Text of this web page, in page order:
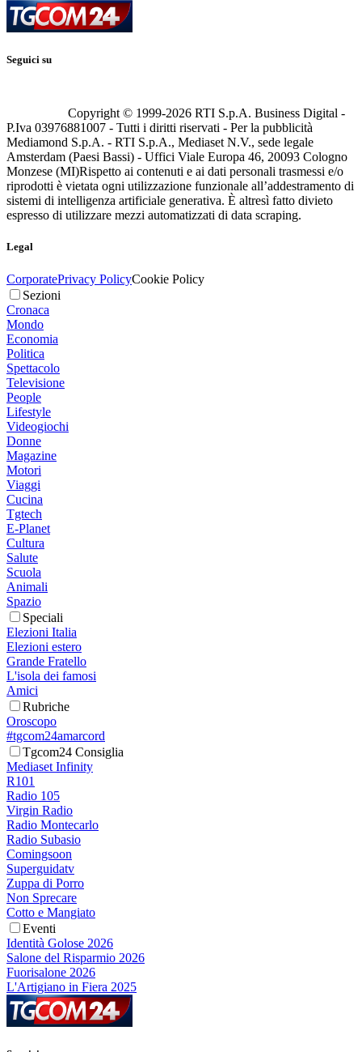
Seguici su
Copyright © 1999-2026 RTI S.p.A. Business Digital -
P.Iva 03976881007 - Tutti i diritti riservati - Per la pubblicità
Mediamond S.p.A. - RTI S.p.A., Mediaset N.V., sede legale
Amsterdam (Paesi Bassi) - Uffici Viale Europa 46, 20093 Cologno
Monzese (MI)Rispetto ai contenuti e ai dati personali trasmessi e/o
riprodotti è vietata ogni utilizzazione funzionale all’addestramento di
sistemi di intelligenza artificiale generativa. È altresì fatto divieto
espresso di utilizzare mezzi automatizzati di data scraping.
Legal
CorporatePrivacy PolicyCookie Policy
Sezioni
Cronaca
Mondo
Economia
Politica
Spettacolo
Televisione
People
Lifestyle
Videogiochi
Donne
Magazine
Motori
Viaggi
Cucina
Tgtech
E-Planet
Cultura
Salute
Scuola
Animali
Spazio
Speciali
Elezioni Italia
Elezioni estero
Grande Fratello
L'isola dei famosi
Amici
Rubriche
Oroscopo
#tgcom24amarcord
Tgcom24 Consiglia
Mediaset Infinity
R101
Radio 105
Virgin Radio
Radio Montecarlo
Radio Subasio
Comingsoon
Superguidatv
Zuppa di Porro
Non Sprecare
Cotto e Mangiato
Eventi
Identità Golose 2026
Salone del Risparmio 2026
Fuorisalone 2026
L'Artigiano in Fiera 2025